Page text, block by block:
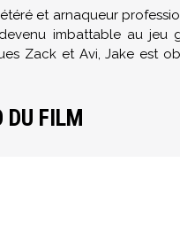
et arnaqueur
imbattable au jeu
Zack et Avi, Jake est
DU FILM